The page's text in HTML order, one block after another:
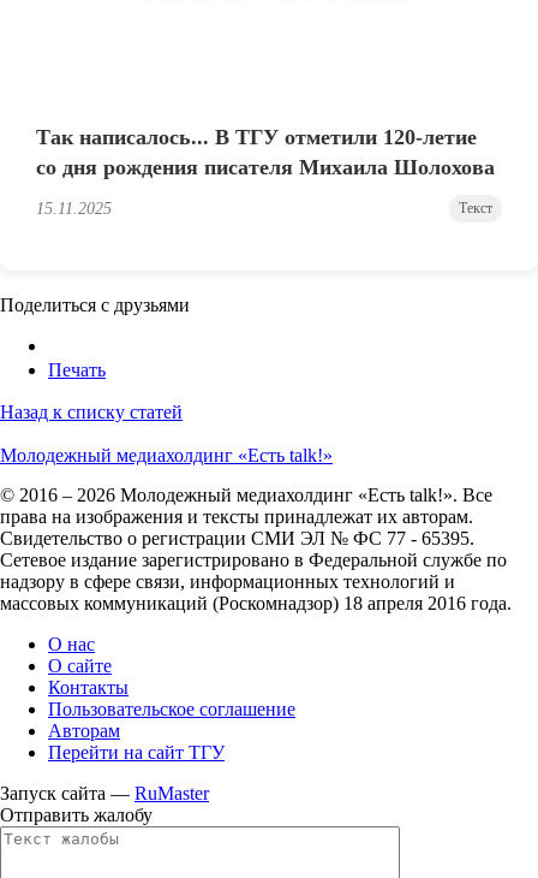
Так написалось... В ТГУ отметили 120-летие
со дня рождения писателя Михаила Шолохова
15.11.2025 Текст
Поделиться с друзьями
Печать
Назад к списку статей
Молодежный медиахолдинг «Есть talk!»
© 2016 – 2026 Молодежный медиахолдинг «Есть talk!». Все
права на изображения и тексты принадлежат их авторам.
Свидетельство о регистрации СМИ ЭЛ № ФС 77 - 65395.
Сетевое издание зарегистрировано в Федеральной службе по
надзору в сфере связи, информационных технологий и
массовых коммуникаций (Роскомнадзор) 18 апреля 2016 года.
О нас
О сайте
Контакты
Пользовательское соглашение
Авторам
Перейти на сайт ТГУ
Запуск сайта — RuMaster
Отправить жалобу